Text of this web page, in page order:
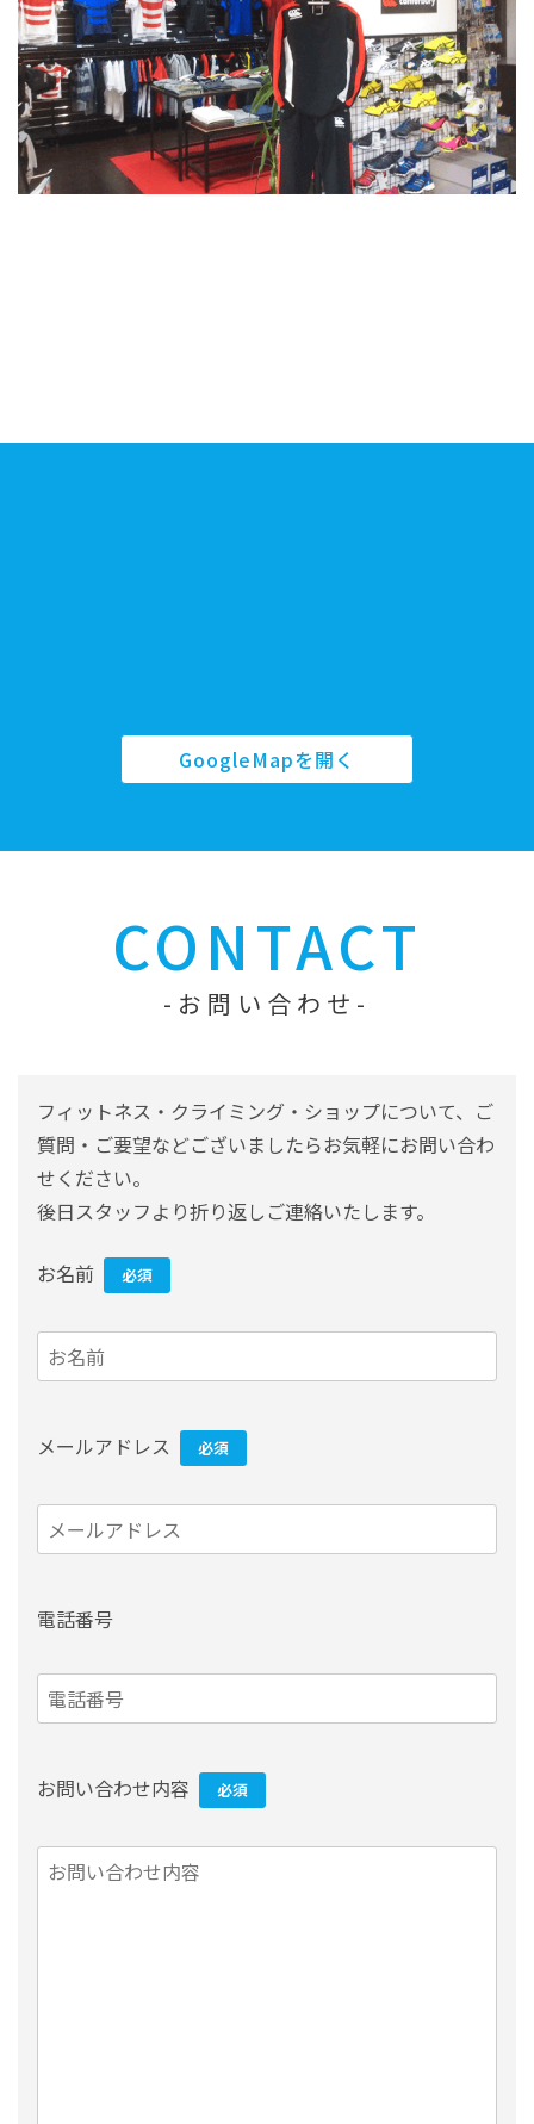
GoogleMapを開く
CONTACT
お問い合わせ
フィットネス・クライミング・ショップについて、ご
質問・ご要望などございましたらお気軽にお問い合わ
せください。
後日スタッフより折り返しご連絡いたします。
お名前 必須
メールアドレス 必須
電話番号
お問い合わせ内容 必須